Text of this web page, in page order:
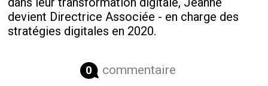
devient Directrice Associée - en charge des
stratégies digitales en 2020.
0 commentaire